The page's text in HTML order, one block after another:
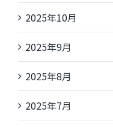
2025年10月
2025年9月
2025年8月
2025年7月